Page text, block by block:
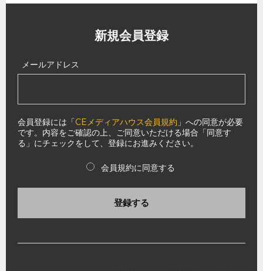
新規会員登録
メールアドレス
会員登録には「CEメディアハウス会員規約 」への同意が必要
です。内容をご確認の上、ご同意いただける場合「同意す
る」にチェックをして、登録にお進みください。
会員規約に同意する
登録する